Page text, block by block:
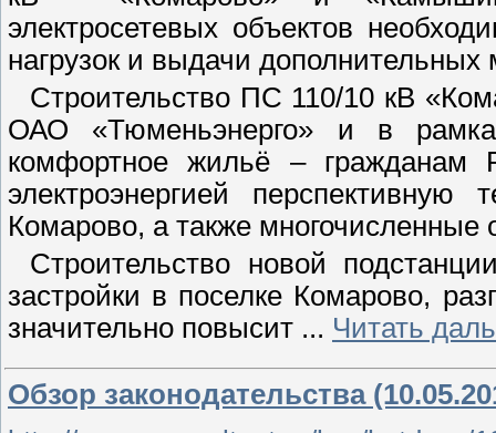
электросетевых объектов
нагрузок и выдачи
Строительство ПС 110/10 кВ
ОАО «Тюменьэнерго» и в
комфортное жильё – гражданам
электроэнергией
Комарово, а также многочисленные
Строительство новой
застройки в поселке Комарово,
значительно повысит ... Читать
Обзор законодательства